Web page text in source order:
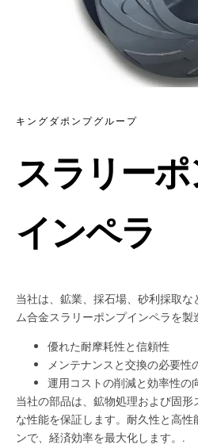
キングダポンプグループ
スラリー
インペラ
当社は、鉱業、採石場、砂利採取
ム合金スラリーポンプインペラを製
優れた耐摩耗性と信頼性
メンテナンスと交換の必要性
運用コストの削減と効率性の
当社の部品は、鉱物処理および固
な性能を保証します。耐久性と高
ンで、経済効率を最大化します。.